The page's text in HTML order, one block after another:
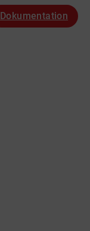
Dokumentation